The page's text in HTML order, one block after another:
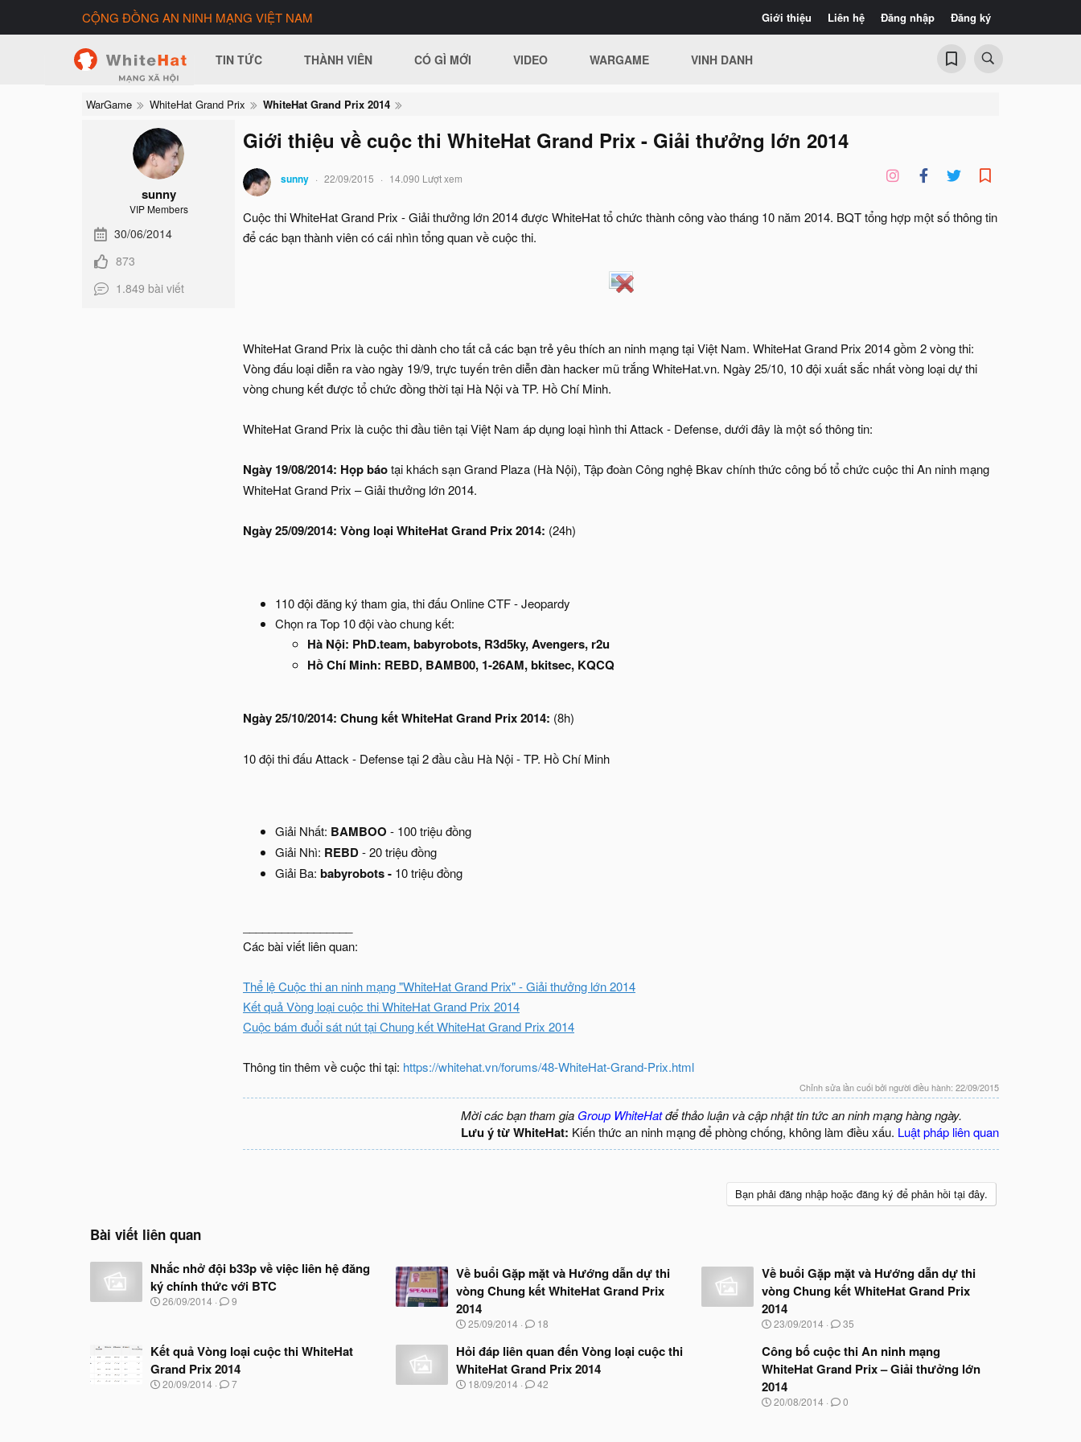
Giới thiệu Liên hệ Đăng nhập Đăng ký
CỘNG ĐỒNG AN NINH MẠNG VIỆT NAM
TIN TỨC THÀNH VIÊN CÓ GÌ MỚI VIDEO WARGAME VINH DANH
WarGame WhiteHat Grand Prix WhiteHat Grand Prix 2014
sunny
VIP Members
30/06/2014
873
1.849 bài viết
Giới thiệu về cuộc thi WhiteHat Grand Prix - Giải thưởng lớn 2014
sunny 22/09/2015 14.090 Lượt xem
Cuộc thi WhiteHat Grand Prix - Giải thưởng lớn 2014 được WhiteHat tổ chức thành công vào tháng 10 năm 2014. BQT tổng hợp một số thông tin
để các bạn thành viên có cái nhìn tổng quan về cuộc thi.
WhiteHat Grand Prix là cuộc thi dành cho tất cả các bạn trẻ yêu thích an ninh mạng tại Việt Nam. WhiteHat Grand Prix 2014 gồm 2 vòng thi:
Vòng đấu loại diễn ra vào ngày 19/9, trực tuyến trên diễn đàn hacker mũ trắng WhiteHat.vn. Ngày 25/10, 10 đội xuất sắc nhất vòng loại dự thi
vòng chung kết được tổ chức đồng thời tại Hà Nội và TP. Hồ Chí Minh.
WhiteHat Grand Prix là cuộc thi đầu tiên tại Việt Nam áp dụng loại hình thi Attack - Defense, dưới đây là một số thông tin:
Ngày 19/08/2014: Họp báotại khách sạn Grand Plaza (Hà Nội), Tập đoàn Công nghệ Bkav chính thức công bố tổ chức cuộc thi An ninh mạng
WhiteHat Grand Prix – Giải thưởng lớn 2014.
Ngày 25/09/2014: Vòng loại WhiteHat Grand Prix 2014: (24h)
110 đội đăng ký tham gia, thi đấu Online CTF - Jeopardy
Chọn ra Top 10 đội vào chung kết:
Hà Nội: PhD.team, babyrobots, R3d5ky, Avengers, r2u
Hồ Chí Minh: REBD, BAMB00, 1-26AM, bkitsec, KQCQ
Ngày 25/10/2014: Chung kết WhiteHat Grand Prix 2014: (8h)
10 đội thi đấu Attack - Defense tại 2 đầu cầu Hà Nội - TP. Hồ Chí Minh
Giải Nhất: BAMBOO - 100 triệu đồng
Giải Nhì: REBD- 20 triệu đồng
Giải Ba: babyrobots - 10 triệu đồng
Các bài viết liên quan:
Thể lệ Cuộc thi an ninh mạng "WhiteHat Grand Prix" - Giải thưởng lớn 2014
Kết quả Vòng loại cuộc thi WhiteHat Grand Prix 2014
Cuộc bám đuổi sát nút tại Chung kết WhiteHat Grand Prix 2014
Thông tin thêm về cuộc thi tại: https://whitehat.vn/forums/48-WhiteHat-Grand-Prix.html
Chỉnh sửa lần cuối bởi người điều hành: 22/09/2015
Mời các bạn tham gia Group WhiteHatđể thảo luận và cập nhật tin tức an ninh mạng hàng ngày.
Lưu ý từ WhiteHat: Kiến thức an ninh mạng để phòng chống, không làm điều xấu. Luật pháp liên quan
Bạn phải đăng nhập hoặc đăng ký để phản hồi tại đây.
Bài viết liên quan
Nhắc nhở đội b33p về việc liên hệ đăng
ký chính thức với BTC
N
b
ắ
t
đ
26/09/2014 9
Về buổi Gặp mặt và Hướng dẫn dự thi
vòng Chung kết WhiteHat Grand Prix
2014
N
à
b
ắ
25/09/2014 18
Về buổi Gặp mặt và Hướng dẫn dự thi
vòng Chung kết WhiteHat Grand Prix
2014
N
à
b
ắ
t
23/09/2014 35
Kết quả Vòng loại cuộc thi WhiteHat
Grand Prix 2014
N
20/09/2014 7
Hỏi đáp liên quan đến Vòng loại cuộc thi
WhiteHat Grand Prix 2014
N
18/09/2014 42
Công bố cuộc thi An ninh mạng
WhiteHat Grand Prix – Giải thưởng lớn
2014
N
20/08/2014 0